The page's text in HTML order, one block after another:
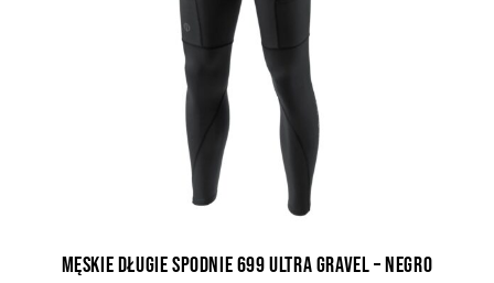
Męskie długie spodnie 699 Ultra Gravel – Negro